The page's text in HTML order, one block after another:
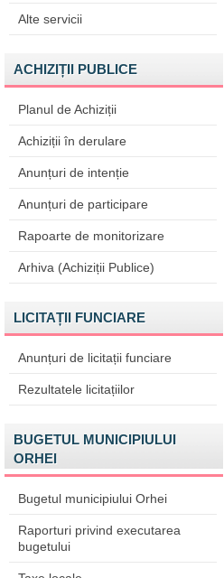
Alte servicii
ACHIZIȚII PUBLICE
Planul de Achiziții
Achiziții în derulare
Anunțuri de intenție
Anunțuri de participare
Rapoarte de monitorizare
Arhiva (Achiziții Publice)
LICITAȚII FUNCIARE
Anunțuri de licitații funciare
Rezultatele licitațiilor
BUGETUL MUNICIPIULUI
ORHEI
Bugetul municipiului Orhei
Raporturi privind executarea
bugetului